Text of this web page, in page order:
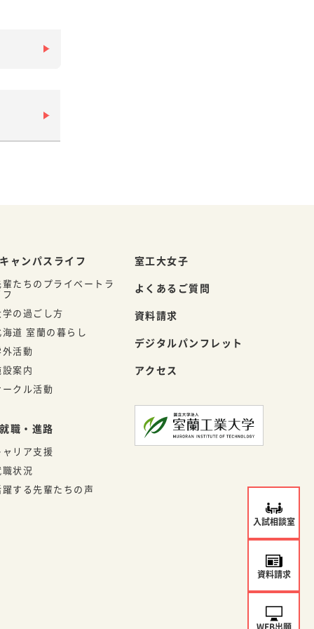
入試相談室
資料請求
キャンパスライフ
輩たちのプライベートラ
学の過ごし方
海道 室蘭の暮らし
外活動
設案内
ークル活動
就職・進路
ャリア支援
職状況
躍する先輩たちの声
室工大女子
よくあるご質問
資料請求
デジタルパンフレット
アクセス